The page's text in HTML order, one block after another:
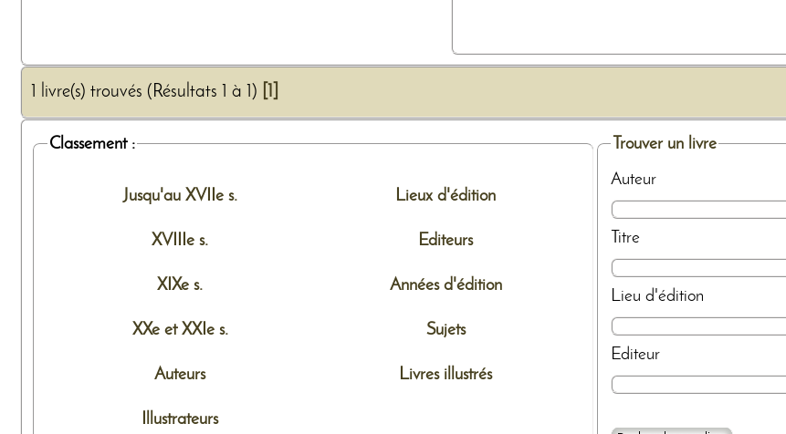
1 livre(s) trouvés (Résultats 1 à 1)
Classement :
Jusqu'au XVIIe s.
XVIIIe s.
XIXe s.
XXe et XXIe s.
Auteurs
Illustrateurs
Lieux d'édition
Editeurs
Années d'édition
Sujets
Livres illustrés
Trouver un livre
Auteur
Titre
Lieu d'édition
Editeur